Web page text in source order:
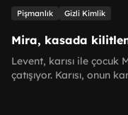
Pişmanlık Gizli Kimlik
Mira, kasada
Levent, karısı ile çocuk
çatışıyor. Karısı, onun